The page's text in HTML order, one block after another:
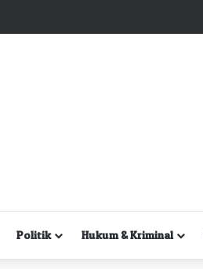
Politik Hukum & Kriminal